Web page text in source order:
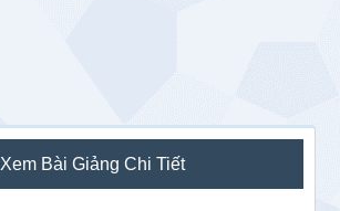
Xem Bài Giảng Chi Tiết